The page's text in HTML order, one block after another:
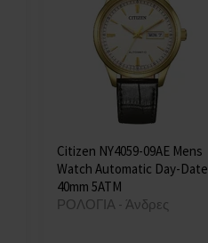
Citizen NY4059-09AE Mens
Watch Automatic Day-Date
40mm 5ATM
ΡΟΛΟΓΙΑ - Άνδρες